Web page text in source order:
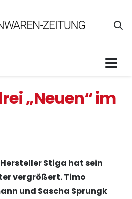
„Neuen“ im
Stiga hat sein
vergrößert. Timo
und Sascha Sprungk